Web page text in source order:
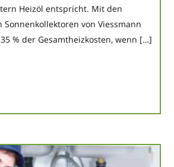
Heizöl entspricht. Mit den
Sonnenkollektoren von Viessmann
% der Gesamtheizkosten, wenn […]